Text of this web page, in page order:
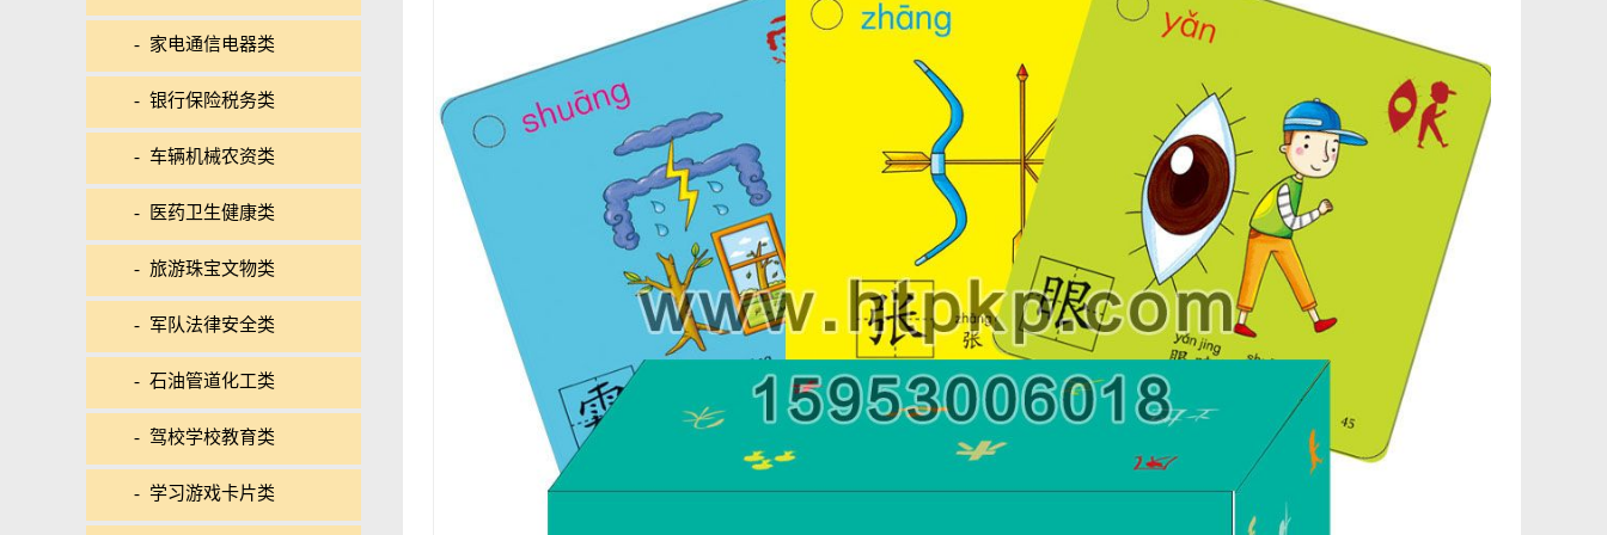
- 家电通信电器类
- 银行保险税务类
- 车辆机械农资类
- 医药卫生健康类
- 旅游珠宝文物类
- 军队法律安全类
- 石油管道化工类
- 驾校学校教育类
- 学习游戏卡片类